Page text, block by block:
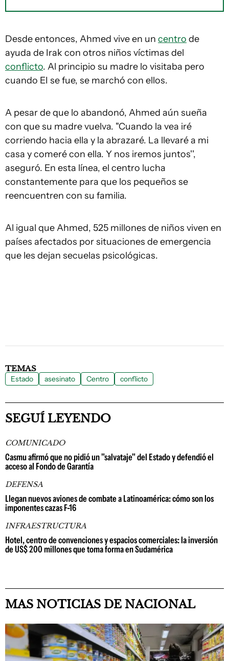
Desde entonces, Ahmed vive en un centro de
ayuda de Irak con otros niños víctimas del
conflicto. Al principio su madre lo visitaba pero
cuando EI se fue, se marchó con ellos.
A pesar de que lo abandonó, Ahmed aún sueña
con que su madre vuelva. "Cuando la vea iré
corriendo hacia ella y la abrazaré. La llevaré a mi
casa y comeré con ella. Y nos iremos juntos'',
aseguró. En esta línea, el centro lucha
constantemente para que los pequeños se
reencuentren con su familia.
Al igual que Ahmed, 525 millones de niños viven en
países afectados por situaciones de emergencia
que les dejan secuelas psicológicas.
TEMAS
Estado asesinato Centro conflicto
SEGUÍ LEYENDO
COMUNICADO
Casmu afirmó que no pidió un "salvataje" del Estado y defendió el
acceso al Fondo de Garantía
DEFENSA
Llegan nuevos aviones de combate a Latinoamérica: cómo son los
imponentes cazas F-16
INFRAESTRUCTURA
Hotel, centro de convenciones y espacios comerciales: la inversión
de US$ 200 millones que toma forma en Sudamérica
MAS NOTICIAS DE NACIONAL